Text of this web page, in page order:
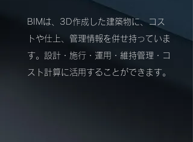
BIMは、3D作成した建築物に、コス
トや仕上、管理情報を併せ持っていま
す。 設計・施行・運用・維持管理・コ
スト計算に活用することができます。